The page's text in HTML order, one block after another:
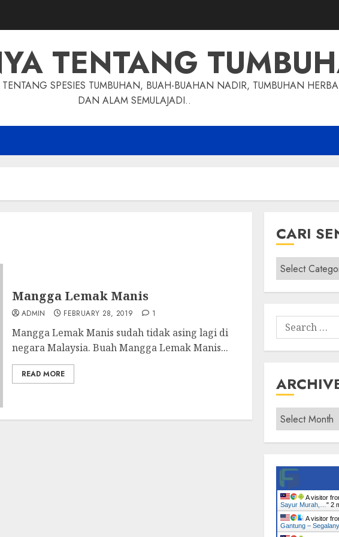
TENTANG
SPESIES TUMBUHAN, BUAH-BUAHAN NADIR, TUMBUHAN
DAN ALAM SEMULAJADI..
Mangga Lemak Manis
ADMIN FEBRUARY 28, 2019 1
Mangga Lemak Manis sudah tidak asing lagi di
negara Malaysia. Buah Mangga Lemak Manis...
READ MORE
CARI
Cari
Senarai
Tumbuhan
Search
for:
Archives
A visitor
Sayur Murah,… " 2
A visitor
Gantung –